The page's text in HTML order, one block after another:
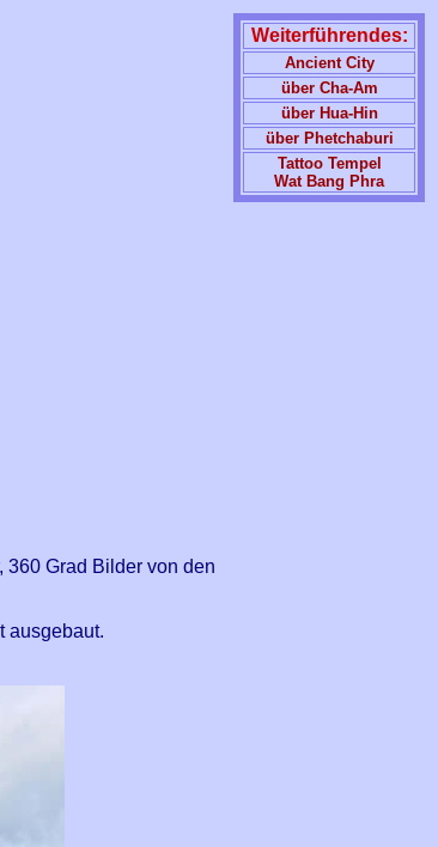
Grad Bilder von den
ausgebaut.
Weiterführendes:
Ancient City
über Cha-Am
über Hua-Hin
über Phetchaburi
Tattoo Tempel
Wat Bang Phra